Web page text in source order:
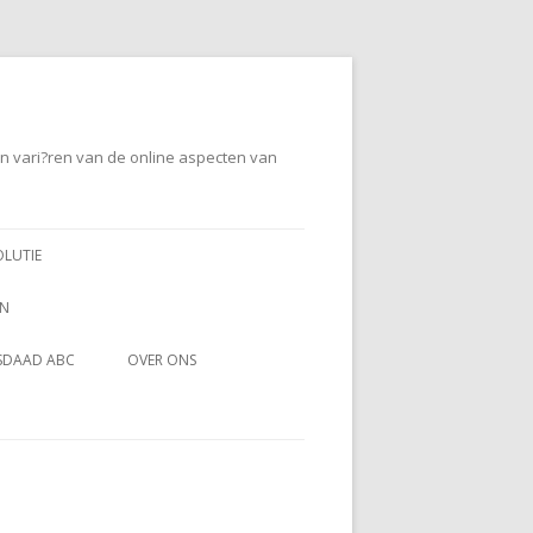
vari?ren van de online aspecten van
ABC OVER ONS